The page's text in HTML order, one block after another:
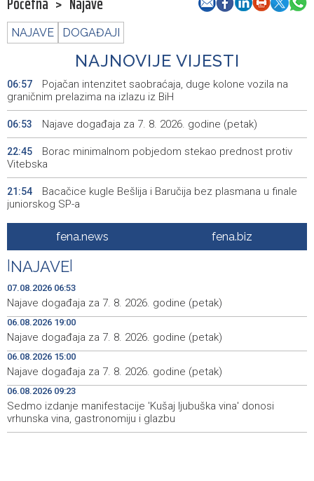
NAJAVE DOGAĐAJI
NAJNOVIJE VIJESTI
06:57
Pojačan intenzitet saobraćaja, duge kolone vozila na
graničnim prelazima na izlazu iz BiH
06:53 Najave događaja za 7. 8. 2026. godine (petak)
22:45
Borac minimalnom pobjedom stekao prednost protiv
Vitebska
21:54
Bacačice kugle Bešlija i Baručija bez plasmana u finale
juniorskog SP-a
Počeo memorijalni turnir 'Streetball Tomislavgrad 2026.
Branimir Mašić Bani'
20:26
Na Vilsonovom šetalištu u Sarajevu predstavljeno 50
luksuznih i sportskih automobila
20:01 Announcement of events for Friday, 7 August 2026
19:55
Drugi Festival bakri okupio mještane i posjetitelje kod
Livna
19:45
Novi Travnik receives first direct EU funding for UNESCO
heritage project
19:33
Crishock: OHR maintains an open dialogue with all
political stakeholders in BiH
fena.news fena.biz
NAJAVE
07.08.2026 06:53
Najave događaja za 7. 8. 2026. godine (petak)
06.08.2026 19:00
Najave događaja za 7. 8. 2026. godine (petak)
06.08.2026 15:00
Najave događaja za 7. 8. 2026. godine (petak)
06.08.2026 09:23
Sedmo izdanje manifestacije 'Kušaj ljubuška vina' donosi
vrhunska vina, gastronomiju i glazbu